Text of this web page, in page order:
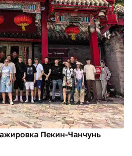
Пекин-Чанчунь